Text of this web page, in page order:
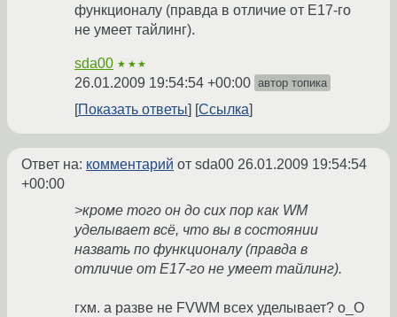
функционалу (правда в отличие от E17-го
не умеет тайлинг).
sda00 ★★★
26.01.2009 19:54:54 +00:00 автор топика
Показать ответы Ссылка
Ответ на: комментарий от sda00 26.01.2009 19:54:54
+00:00
>кроме того он до сих пор как WM
уделывает всё, что вы в состоянии
назвать по функционалу (правда в
отличие от E17-го не умеет тайлинг).
гхм. а разве не FVWM всех уделывает? о_О